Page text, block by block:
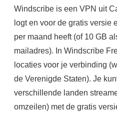
Windscribe is een VPN uit
logt en voor de gratis versie
per maand heeft (of 10 GB
mailadres). In Windscribe
locaties voor je verbinding
de Verenigde Staten). Je
verschillende landen
omzeilen) met de gratis